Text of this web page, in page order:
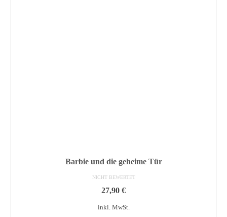
Barbie und die geheime Tür
NICHT BEWERTET
27,90 €
inkl. MwSt.